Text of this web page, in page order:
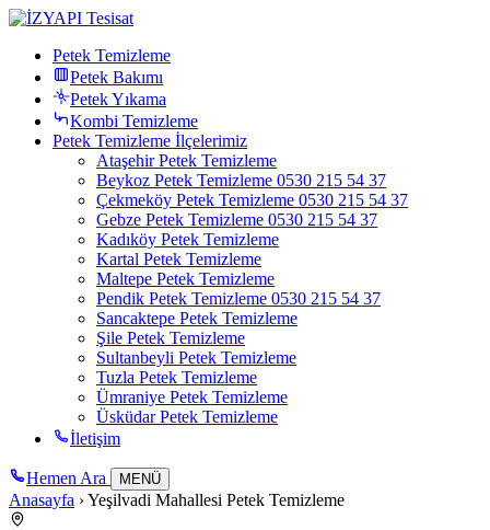
Petek Temizleme
Petek Bakımı
Petek Yıkama
Kombi Temizleme
Petek Temizleme İlçelerimiz
Ataşehir Petek Temizleme
Beykoz Petek Temizleme 0530 215 54 37
Çekmeköy Petek Temizleme 0530 215 54 37
Gebze Petek Temizleme 0530 215 54 37
Kadıköy Petek Temizleme
Kartal Petek Temizleme
Maltepe Petek Temizleme
Pendik Petek Temizleme 0530 215 54 37
Sancaktepe Petek Temizleme
Şile Petek Temizleme
Sultanbeyli Petek Temizleme
Tuzla Petek Temizleme
Ümraniye Petek Temizleme
Üsküdar Petek Temizleme
İletişim
Hemen Ara MENÜ
Anasayfa › Yeşilvadi Mahallesi Petek Temizleme